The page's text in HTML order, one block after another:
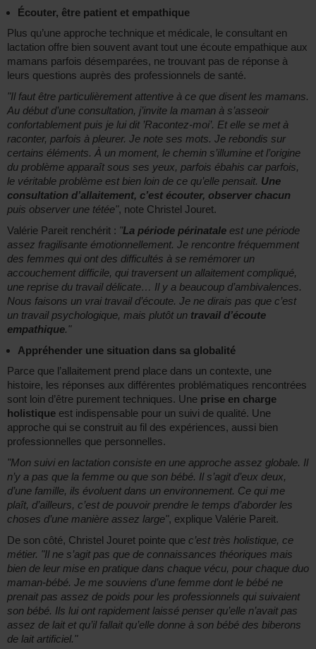
Écouter, être patient et empathique
Plus qu’une approche technique et médicale, le consultant en
lactation offre bien souvent avant tout une écoute empathique aux
mamans parfois désemparées, ne trouvant pas de réponse à
leurs questions auprès des professionnels de santé.
"Il faut être particulièrement attentive à ce que disent les mamans.
Au début d’une consultation, j’invite la maman à s’asseoir
confortablement puis je lui dit ’Racontez-moi’. Et elle se met à
raconter, parfois à pleurer. Je note ses mots. Je rebondis sur
certains éléments. À un moment, le chemin s’illumine et l’origine
du problème apparaît sous ses yeux, parfois ébahis car parfois,
le véritable problème est bien loin de ce qu’elle pensait. Une
consultation d’allaitement, c’est écouter, observer chacun
puis observer une tétée", note Christel Jouret.
Valérie Pareit renchérit : "La période périnatale est une période
assez fragilisante émotionnellement. Je rencontre fréquemment
des femmes qui ont des difficultés à se remémorer un
accouchement difficile, qui traversent un allaitement compliqué,
une reprise du travail délicate… Il y a beaucoup d’ambivalences.
Nous faisons un vrai travail d’écoute. Je ne dirais pas que c’est
un travail psychologique, mais plutôt un travail d’écoute
empathique."
Appréhender une situation dans sa globalité
Parce que l’allaitement prend place dans un contexte, une
histoire, les réponses aux différentes problématiques rencontrées
sont loin d’être purement techniques. Une prise en charge
holistique est indispensable pour un suivi de qualité. Une
approche qui se construit au fil des expériences, aussi bien
professionnelles que personnelles.
"Mon suivi en lactation consiste en une approche assez globale. Il
n’y a pas que la femme ou que son bébé. Il s’agit d’eux deux,
d’une famille, ils évoluent dans un environnement. Ce qui me
plaît, d’ailleurs, c’est de pouvoir prendre le temps d’aborder les
choses d’une manière assez large", explique Valérie Pareit.
De son côté, Christel Jouret pointe que c’est très holistique, ce
métier. "Il ne s’agit pas que de connaissances théoriques mais
bien de leur mise en pratique dans chaque vécu, pour chaque duo
maman-bébé. Je me souviens d’une femme dont le bébé ne
prenait pas assez de poids pour les professionnels qui suivaient
son bébé. Ils lui ont rapidement laissé penser qu’elle n’avait pas
assez de lait et qu’il fallait qu’elle donne à son bébé des biberons
de lait artificiel."